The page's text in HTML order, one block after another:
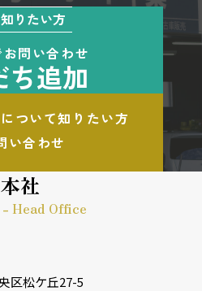
りたい方
問い合わせ
ち追加
ついて知りたい方
い合わせ
本社
Head Office
区松ケ丘27-5